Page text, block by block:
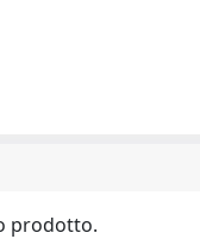
prodotto.